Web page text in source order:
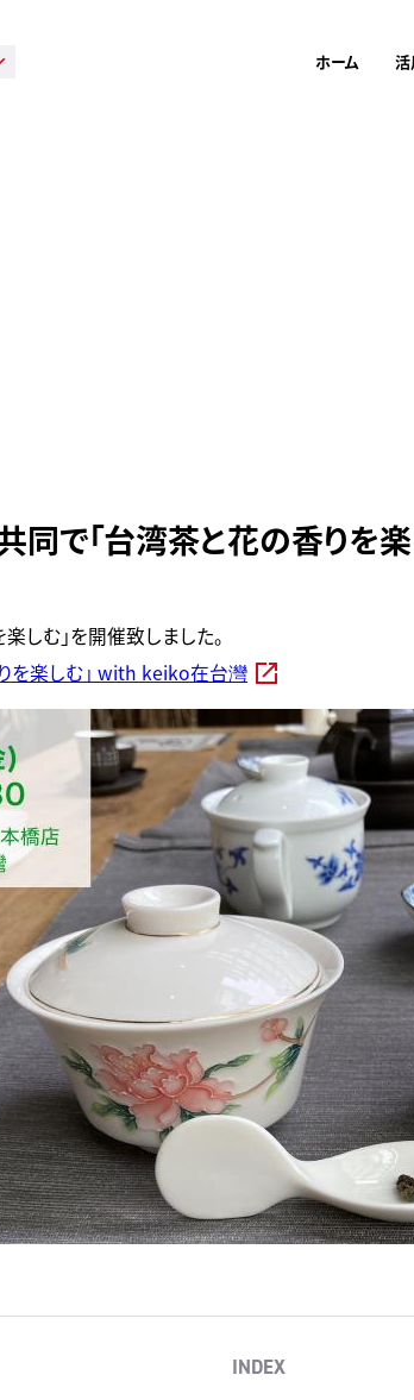
ホーム
で「台湾茶と花の香りを楽
しむ」を開催致しました。
を楽しむ」 with keiko在台灣
INDEX